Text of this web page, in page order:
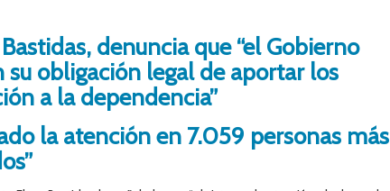
denuncia que “el Gobierno
obligación legal de aportar los
a la dependencia”
la atención en 7.059 personas más